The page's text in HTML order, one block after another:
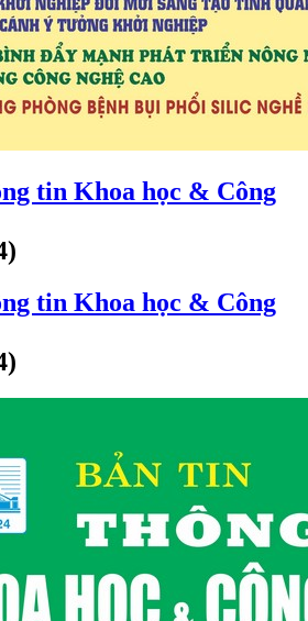
tin Khoa học & Công
tin Khoa học & Công